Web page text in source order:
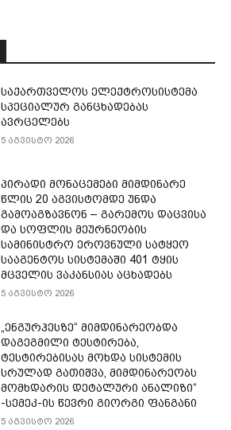
საქართველოს ელექტროსისტემა
სპეციალურ განცხადებას
ავრცელებს
5 აგვისტო 2026
პირადი მონაცემები მიმდინარე
წლის 20 აგვისტომდე უნდა
გამოაგზავნონ – გარემოს დაცვისა
და სოფლის მეურნეობის
სამინისტრო ეროვნული სატყეო
სააგენტოს სისტემაში 401 ტყის
მცველის ვაკანსიას აცხადებს
5 აგვისტო 2026
„ენგურჰესზე“ მიმდინარეობდა
დაგეგმილი ტესტირება,
ტესტირებისას მოხდა სისტემის
სრულად გათიშვა, მიმდინარეობს
მომხდარის დეტალური ანალიზი“
-სემეკ-ის წევრი გიორგი ფანგანი
5 აგვისტო 2026